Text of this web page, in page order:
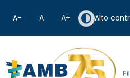
A− A A+ Alto